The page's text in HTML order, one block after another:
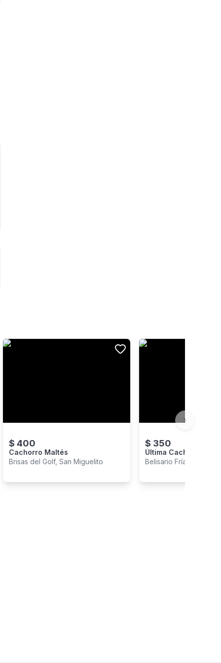
$ 400
Cachorro Maltés
Brisas del Golf, San Miguelito
$ 350
Última Cachorra
Belisario Frías, San
Next slide